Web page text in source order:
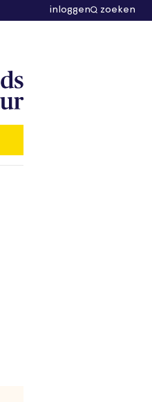
inloggen zoeken